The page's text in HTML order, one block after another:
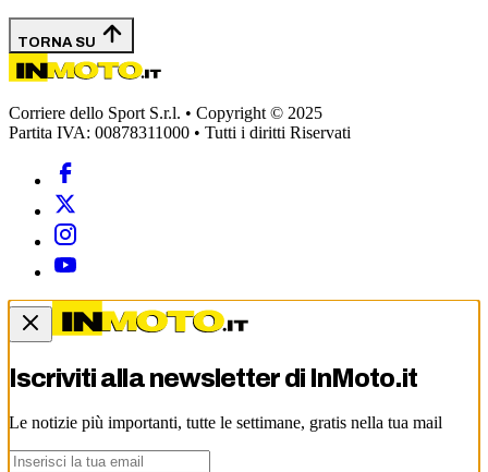
TORNA SU
Corriere dello Sport S.r.l. • Copyright © 2025
Partita IVA: 00878311000 • Tutti i diritti Riservati
Iscriviti alla newsletter di InMoto.it
Le notizie più importanti, tutte le settimane, gratis nella tua mail